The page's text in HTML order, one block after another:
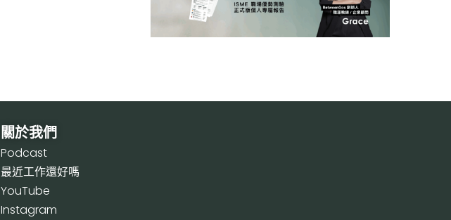
關於我們
Podcast
最近工作還好嗎
YouTube
Instagram